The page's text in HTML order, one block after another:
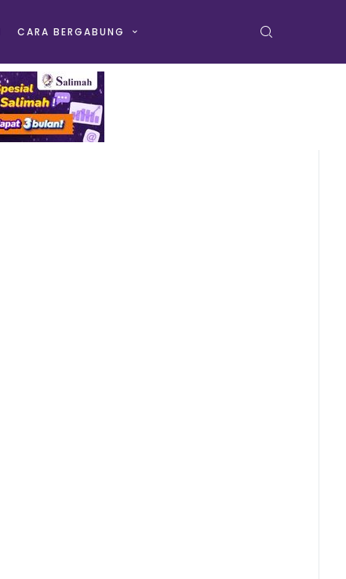
CARA BERGABUNG